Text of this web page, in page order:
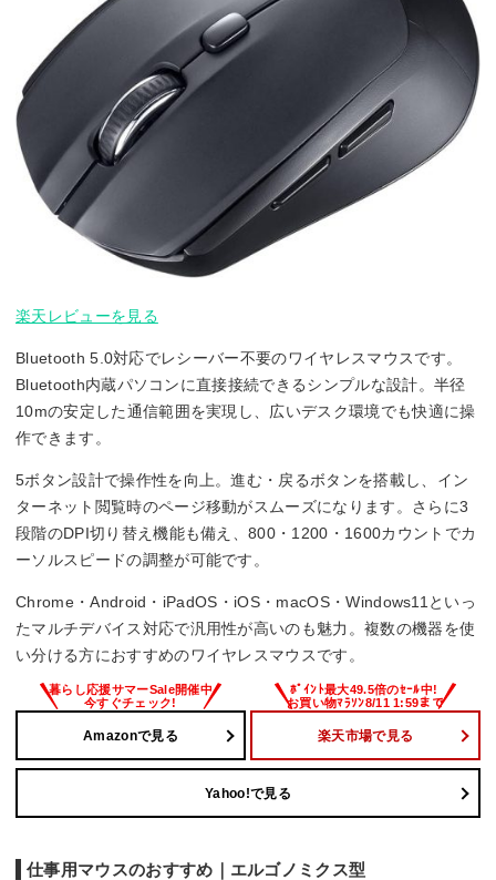
楽天レビューを見る
Bluetooth 5.0対応でレシーバー不要のワイヤレスマウスです。
Bluetooth内蔵パソコンに直接接続できるシンプルな設計。半径
10mの安定した通信範囲を実現し、広いデスク環境でも快適に操
作できます。
5ボタン設計で操作性を向上。進む・戻るボタンを搭載し、イン
ターネット閲覧時のページ移動がスムーズになります。さらに3
段階のDPI切り替え機能も備え、800・1200・1600カウントでカ
ーソルスピードの調整が可能です。
Chrome・Android・iPadOS・iOS・macOS・Windows11といっ
たマルチデバイス対応で汎用性が高いのも魅力。複数の機器を使
い分ける方におすすめのワイヤレスマウスです。
Amazonで見る 楽天市場で見る
Yahoo!で見る
仕事用マウスのおすすめ｜エルゴノミクス型